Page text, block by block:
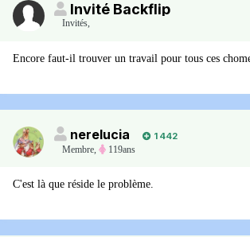
Invité Backflip
Invités,
Encore faut-il trouver un travail pour tous ces
nerelucia
1 442
Membre, 119ans
C'est là que réside le problème.